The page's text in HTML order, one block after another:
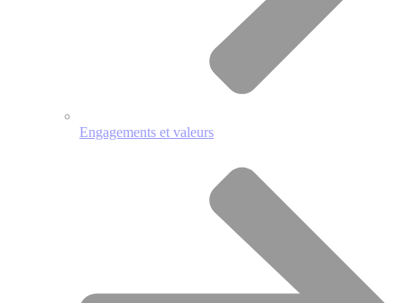
Engagements et valeurs